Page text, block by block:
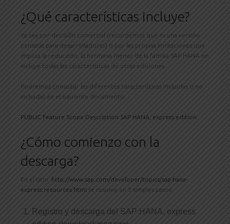
¿Qué características incluye?
Ya sea por decisión comercial (recordemos que es una versión
pensada para desarrolladores) o por las propias limitaciones que
implica la reducción, la hermana menor de la familia SAP HANA no
incluye todas las características de otras ediciones.
Podremos consultar las diferentes características incluidas o no
incluidas en el siguiente documento:
PUBLIC Feature Scope Description SAP HANA, express edition
¿Cómo comienzo con la
descarga?
En el sitio
http://www.sap.com/developer/topics/sap-hana-
express.resources.html
se resume en 3 simples pasos:
Registro y descarga del SAP HANA, express